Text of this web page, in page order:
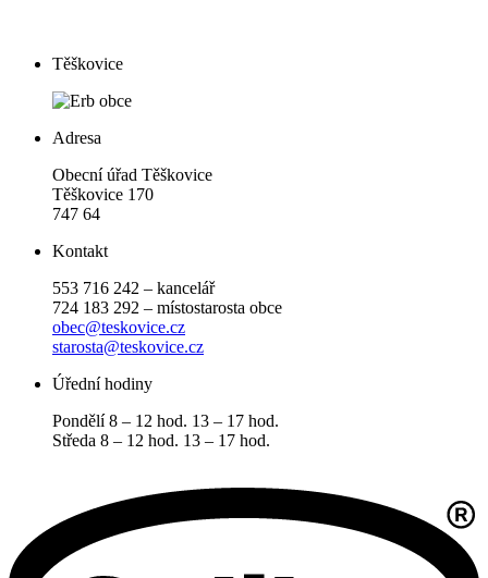
Těškovice
Adresa
Obecní úřad Těškovice
Těškovice 170
747 64
Kontakt
553 716 242 – kancelář
724 183 292 – místostarosta obce
obec@teskovice.cz
starosta@teskovice.cz
Úřední hodiny
Pondělí 8 – 12 hod. 13 – 17 hod.
Středa 8 – 12 hod. 13 – 17 hod.